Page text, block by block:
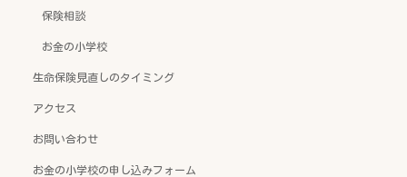
保険相談
お金の小学校
生命保険見直しのタイミング
アクセス
お問い合わせ
お金の小学校の申し込みフォーム